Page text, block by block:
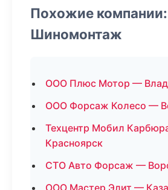
Похожие компании:
Шиномонтаж
ООО Плюс Мотор —
ООО Форсаж Колесо —
Техцентр Мобил
Красноярск
СТО Авто Форсаж —
ООО Мастер Элит —